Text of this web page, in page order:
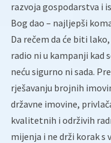
razvoja gospodarstva i
Bog dao – najljepši
Da rečem da će biti
radio ni u kampanji kad
neću sigurno ni sada.
rješavanju brojnih
državne imovine,
kvalitetnih i održivih
mijenja i ne drži korak s